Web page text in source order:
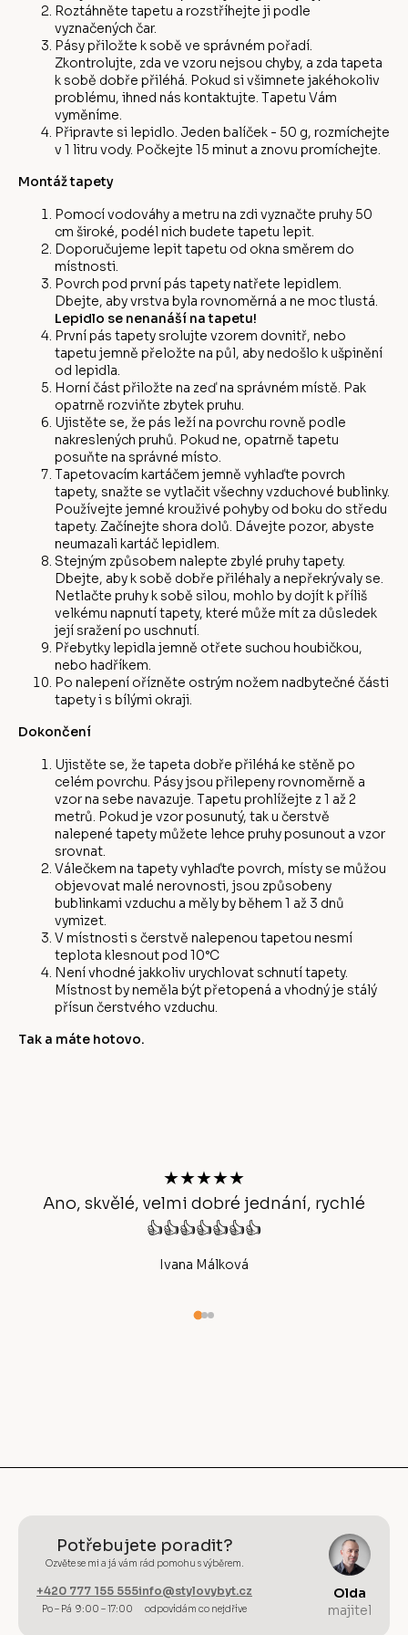
Roztáhněte tapetu a rozstříhejte ji podle
vyznačených čar.
Pásy přiložte k sobě ve správném pořadí.
Zkontrolujte, zda ve vzoru nejsou chyby, a zda tapeta
k sobě dobře přiléhá. Pokud si všimnete jakéhokoliv
problému, ihned nás kontaktujte. Tapetu Vám
vyměníme.
Připravte si lepidlo. Jeden balíček - 50 g, rozmíchejte
v 1 litru vody. Počkejte 15 minut a znovu promíchejte.
Montáž tapety
Pomocí vodováhy a metru na zdi vyznačte pruhy 50
cm široké, podél nich budete tapetu lepit.
Doporučujeme lepit tapetu od okna směrem do
místnosti.
Povrch pod první pás tapety natřete lepidlem.
Dbejte, aby vrstva byla rovnoměrná a ne moc tlustá.
Lepidlo se nenanáší na tapetu!
První pás tapety srolujte vzorem dovnitř, nebo
tapetu jemně přeložte na půl, aby nedošlo k ušpinění
od lepidla.
Horní část přiložte na zeď na správném místě. Pak
opatrně rozviňte zbytek pruhu.
Ujistěte se, že pás leží na povrchu rovně podle
nakreslených pruhů. Pokud ne, opatrně tapetu
posuňte na správné místo.
Tapetovacím kartáčem jemně vyhlaďte povrch
tapety, snažte se vytlačit všechny vzduchové bublinky.
Používejte jemné krouživé pohyby od boku do středu
tapety. Začínejte shora dolů. Dávejte pozor, abyste
neumazali kartáč lepidlem.
Stejným způsobem nalepte zbylé pruhy tapety.
Dbejte, aby k sobě dobře přiléhaly a nepřekrývaly se.
Netlačte pruhy k sobě silou, mohlo by dojít k příliš
velkému napnutí tapety, které může mít za důsledek
její sražení po uschnutí.
Přebytky lepidla jemně otřete suchou houbičkou,
nebo hadříkem.
Po nalepení ořízněte ostrým nožem nadbytečné části
tapety i s bílými okraji.
Dokončení
Ujistěte se, že tapeta dobře přiléhá ke stěně po
celém povrchu. Pásy jsou přilepeny rovnoměrně a
vzor na sebe navazuje. Tapetu prohlížejte z 1 až 2
metrů. Pokud je vzor posunutý, tak u čerstvě
nalepené tapety můžete lehce pruhy posunout a vzor
srovnat.
Válečkem na tapety vyhlaďte povrch, místy se můžou
objevovat malé nerovnosti, jsou způsobeny
bublinkami vzduchu a měly by během 1 až 3 dnů
vymizet.
V místnosti s čerstvě nalepenou tapetou nesmí
teplota klesnout pod 10°C
Není vhodné jakkoliv urychlovat schnutí tapety.
Místnost by neměla být přetopená a vhodný je stálý
přísun čerstvého vzduchu.
Tak a máte hotovo.
★★★★★
Ano, skvělé, velmi dobré jednání, rychlé
👍👍👍👍👍👍👍
Ivana Málková
Potřebujete poradit?
Ozvěte se mi a já vám rád pomohu s výběrem.
+420 777 155 555
Po – Pá 9:00 – 17:00
info@stylovybyt.cz
odpovídám co nejdříve
Olda
majitel